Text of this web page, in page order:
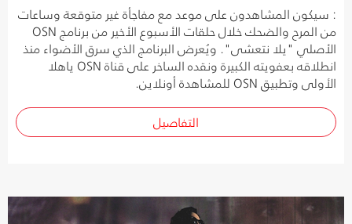
: سيكون المشاهدون على موعد مع مفاجأة غير متوقعة وساعات
من المرح والضحك خلال حلقات الأسبوع الأخير من برنامج OSN
الأصلي "يلا نتعشى". ويُعرض البرنامج الذي سرق الأضواء منذ
انطلاقه بعفويته الكبيرة ونقده الساخر على قناة OSN ياهلا
الأولى وتطبيق OSN للمشاهدة أونلاين.
التفاصيل